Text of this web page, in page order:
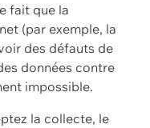
fait que la
(par exemple, la
des défauts de
données contre
impossible.
la collecte, le